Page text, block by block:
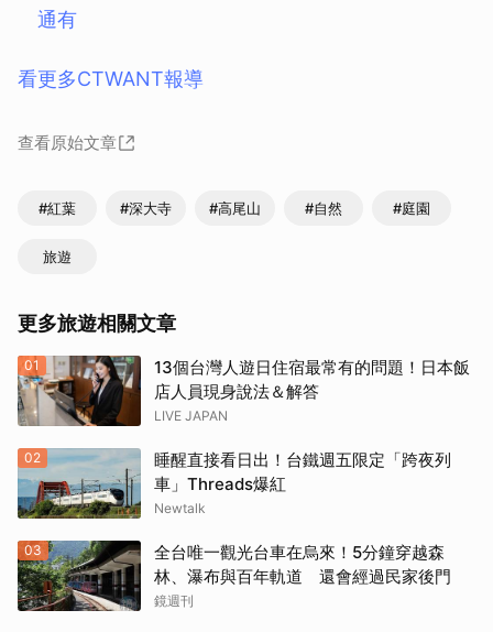
通有
看更多CTWANT報導
查看原始文章
#紅葉 #深大寺 #高尾山 #自然 #庭園
旅遊
更多旅遊相關文章
01
13個台灣人遊日住宿最常有的問題！日本飯
店人員現身說法＆解答
LIVE JAPAN
02
睡醒直接看日出！台鐵週五限定「跨夜列
車」Threads爆紅
Newtalk
03
全台唯一觀光台車在烏來！5分鐘穿越森
林、瀑布與百年軌道 還會經過民家後門
鏡週刊